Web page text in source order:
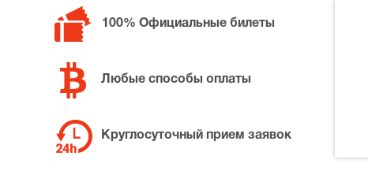
100% Официальные билеты
Любые способы оплаты
Круглосуточный прием заявок